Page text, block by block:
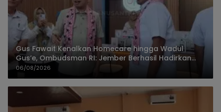
Gus Fawait Kenalkan Homecare hingga Wadul
Gus’e, Ombudsman RI: Jember Berhasil Hadirkan
Layanan Kualitas
06/08/2026